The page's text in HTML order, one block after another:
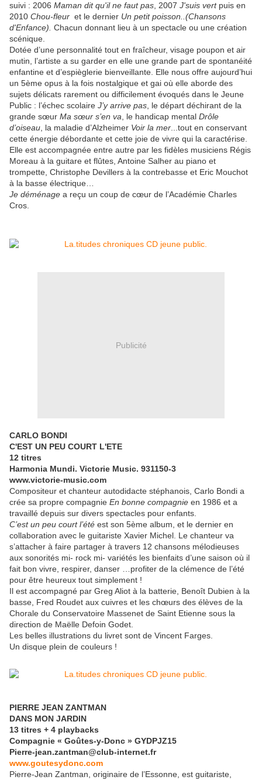
suivi : 2006 Maman dit qu'il ne faut pas , 2007 J'suis vert puis en
2010 Chou-fleur et le dernier Un petit poisson..(Chansons
d'Enfance). Chacun donnant lieu à un spectacle ou une création
scénique.
Dotée d’une personnalité tout en fraîcheur, visage poupon et air
mutin, l’artiste a su garder en elle une grande part de spontanéité
enfantine et d’espièglerie bienveillante. Elle nous offre aujourd’hui
un 5ème opus à la fois nostalgique et gai où elle aborde des
sujets délicats rarement ou difficilement évoqués dans le Jeune
Public : l’échec scolaire J’y arrive pas , le départ déchirant de la
grande sœur Ma sœur s’en va , le handicap mental Drôle
d’oiseau , la maladie d’Alzheimer Voir la mer ...tout en conservant
cette énergie débordante et cette joie de vivre qui la caractérise.
Elle est accompagnée entre autre par les fidèles musiciens Régis
Moreau à la guitare et flûtes, Antoine Salher au piano et
trompette, Christophe Devillers à la contrebasse et Eric Mouchot
à la basse électrique…
Je déménage a reçu un coup de cœur de l’Académie Charles
Cros.
Publicité
CARLO BONDI
C'EST UN PEU COURT L'ETE
12 titres
Harmonia Mundi. Victorie Music. 931150-3
www.victorie-music.com
Compositeur et chanteur autodidacte stéphanois, Carlo Bondi a
crée sa propre compagnie En bonne compagnie en 1986 et a
travaillé depuis sur divers spectacles pour enfants.
C’est un peu court l’été est son 5ème album, et le dernier en
collaboration avec le guitariste Xavier Michel. Le chanteur va
s’attacher à faire partager à travers 12 chansons mélodieuses
aux sonorités mi- rock mi- variétés les bienfaits d’une saison où il
fait bon vivre, respirer, danser …profiter de la clémence de l’été
pour être heureux tout simplement !
Il est accompagné par Greg Aliot à la batterie, Benoît Dubien à la
basse, Fred Roudet aux cuivres et les chœurs des élèves de la
Chorale du Conservatoire Massenet de Saint Etienne sous la
direction de Maëlle Defoin Godet.
Les belles illustrations du livret sont de Vincent Farges.
Un disque plein de couleurs !
PIERRE JEAN ZANTMAN
DANS MON JARDIN
13 titres + 4 playbacks
Compagnie « Goûtes-y-Donc » GYDPJZ15
Pierre-jean.zantman@club-internet.fr
www.goutesydonc.com
Pierre-Jean Zantman, originaire de l’Essonne, est guitariste,